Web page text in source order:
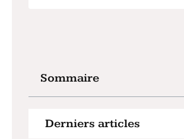
Sommaire
Derniers articles